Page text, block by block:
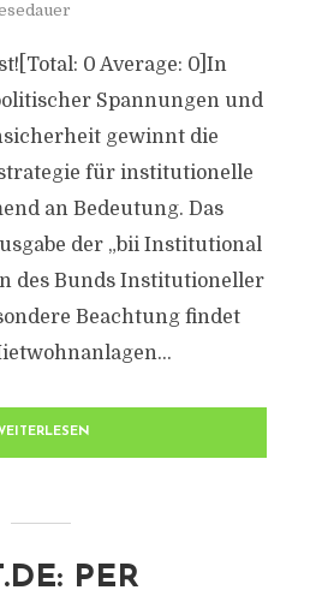
0 Average: 0]In
Spannungen und
gewinnt die
für institutionelle
an Bedeutung. Das
der „bii Institutional
des Bunds Institutioneller
Beachtung findet
PER